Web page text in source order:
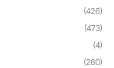
(426)
(473)
(4)
(280)